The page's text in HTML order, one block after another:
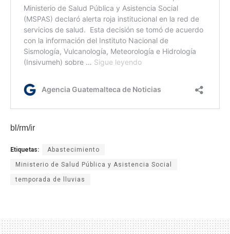
bl/rm/ir
Etiquetas: Abastecimiento
Ministerio de Salud Pública y Asistencia Social
temporada de lluvias